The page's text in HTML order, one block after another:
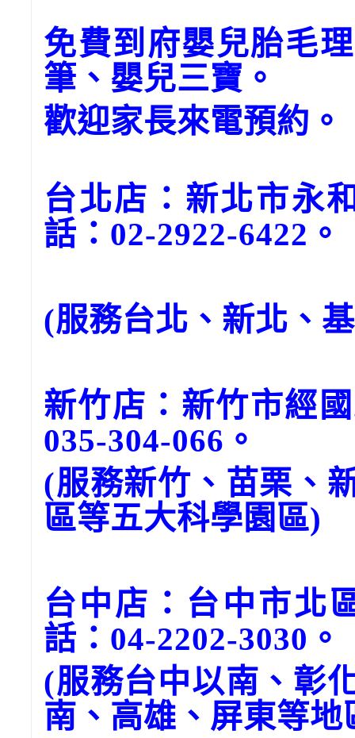
免費到府嬰兒胎毛
筆、嬰兒三寶。
歡迎家長來電預約。
台北店：新北市永
話：02-2922-6422。
(服務台北、新北、
新竹店：新竹市經
035-304-066。
(服務新竹、苗栗、
區等五大科學園區)
台中店：台中市北
話：04-2202-3030。
(服務台中以南、彰
南、高雄、屏東等地